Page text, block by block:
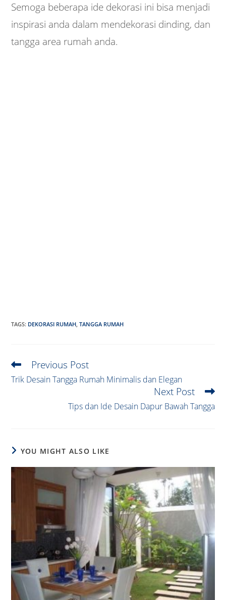
Semoga beberapa ide dekorasi ini bisa menjadi
inspirasi anda dalam mendekorasi dinding, dan
tangga area rumah anda.
TAGS: DEKORASI RUMAH, TANGGA RUMAH
Read
more
articles
Previous Post
Trik Desain Tangga Rumah Minimalis dan Elegan
Next Post
Tips dan Ide Desain Dapur Bawah Tangga
YOU MIGHT ALSO LIKE